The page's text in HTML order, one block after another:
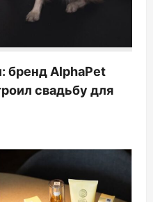
бренд AlphaPet
свадьбу для